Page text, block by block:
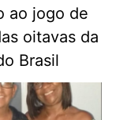
ao jogo de
oitavas da
Brasil